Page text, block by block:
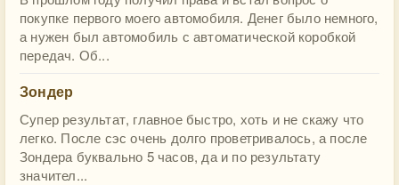
покупке первого моего автомобиля. Денег было немного,
а нужен был автомобиль с автоматической коробкой
передач. Об...
Зондер
Супер результат, главное быстро, хоть и не скажу что
легко. После сэс очень долго проветривалось, а после
Зондера буквально 5 часов, да и по результату
значител...